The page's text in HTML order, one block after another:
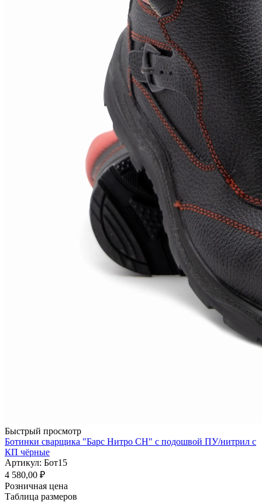
Быстрый просмотр
Ботинки сварщика "Барс Нитро СН" с подошвой ПУ/нитрил с
КП чёрные
Артикул: Бот15
4 580,00 ₽
Розничная цена
Таблица размеров